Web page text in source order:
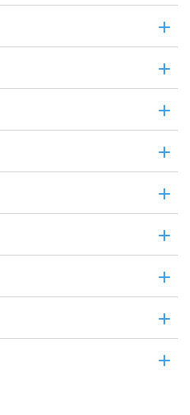
Linux）
Windows）
ル
シュボード
ション